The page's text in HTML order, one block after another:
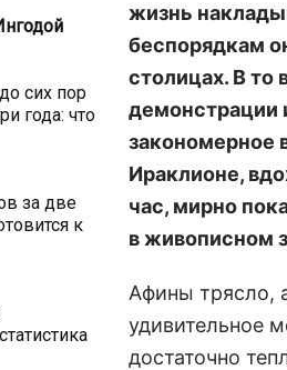
сих пор
года: что
за две
к
жизнь
беспорядкам
столицах. В то
демонстрации
закономерное
Ираклионе,
час, мирно
в живописном
Афины трясло,
удивительное
достаточно